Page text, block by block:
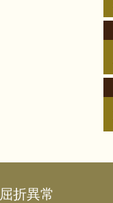
屈折異常